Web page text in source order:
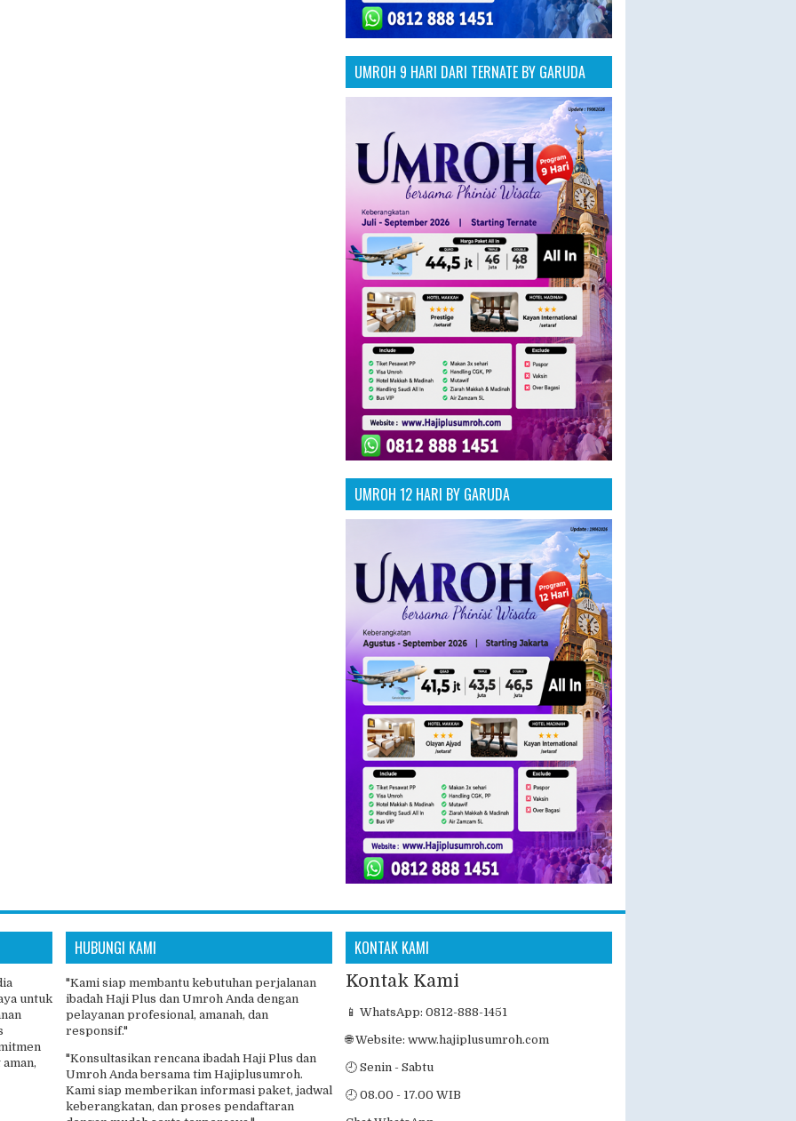
UMROH 12 HARI BY GARUDA
responsif."
"Konsultasikan rencana ibadah Haji Plus dan
Umroh Anda bersama tim Hajiplusumroh.
Kami siap memberikan informasi paket, jadwal
keberangkatan, dan proses pendaftaran
dengan mudah serta terpercaya."
KONTAK KAMI
Kontak Kami
🕘 Senin - Sabtu
🕘 08.00 - 17.00 WIB
Chat WhatsApp
Dan Haji Plus Resmi & Terpercaya | Haji Plus Umroh | Phinisi Wisata
FlexiThemes| Blogger Theme byNewBloggerThemes.com